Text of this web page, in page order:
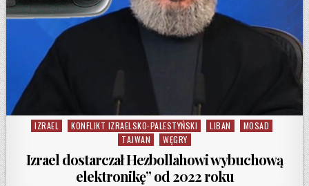
Posted in
IZRAEL KONFLIKT IZRAELSKO-PALESTYŃSKI LIBAN
MOSAD
TAJWAN
WĘGRY
Izrael dostarczał Hezbollahowi wybuchową
elektronikę” od 2022 roku